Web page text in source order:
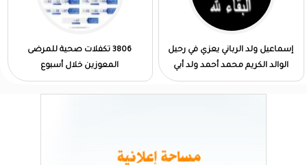
إسماعيل ولد الرباني يعزي في رحيل
الوالد الكريم محمد أحمد ولد أبي
3806 تكفلات صحية للمرضى
المعوزين خلال أسبوع